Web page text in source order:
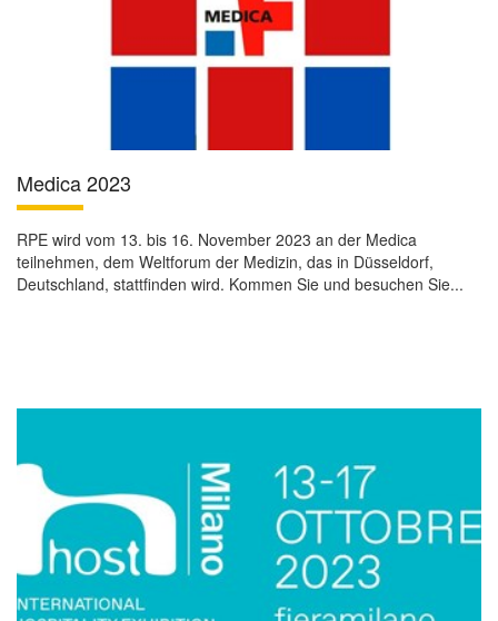
Medica 2023
RPE wird vom 13. bis 16. November 2023 an der Medica
teilnehmen, dem Weltforum der Medizin, das in Düsseldorf,
Deutschland, stattfinden wird. Kommen Sie und besuchen Sie...